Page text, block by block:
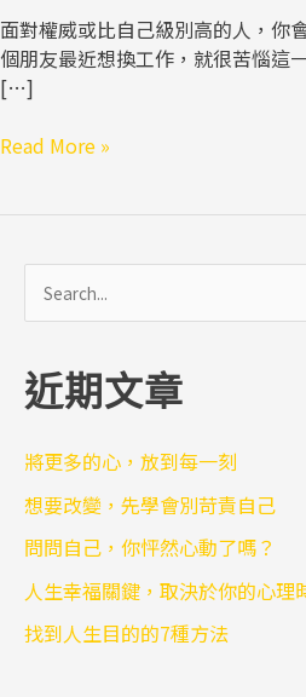
面對權威或比自己級別高的人，你
個朋友最近想換工作，就很苦惱這
[…]
Read More »
尋
鍵
:
近期文章
將更多的心，放到每一刻
想要改變，先學會別苛責自己
問問自己，你怦然心動了嗎？
人生幸福關鍵，取決於你的心理
找到人生目的的7種方法